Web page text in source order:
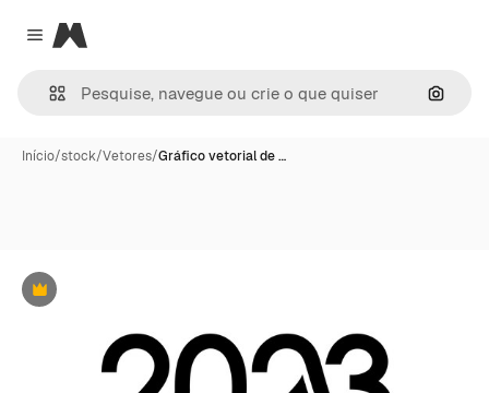
Close menu
Magnific
Início/stock/Vetores/Gráfico vetorial de …
Premium